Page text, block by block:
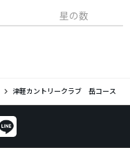
星の数
津軽カントリークラブ 岳コース